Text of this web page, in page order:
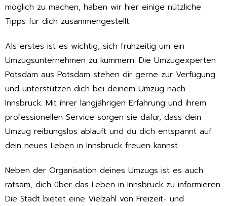
möglich zu machen, haben wir hier einige nützliche
Tipps für dich zusammengestellt.
Als erstes ist es wichtig, sich frühzeitig um ein
Umzugsunternehmen zu kümmern. Die Umzugexperten
Potsdam aus Potsdam stehen dir gerne zur Verfügung
und unterstützen dich bei deinem Umzug nach
Innsbruck. Mit ihrer langjährigen Erfahrung und ihrem
professionellen Service sorgen sie dafür, dass dein
Umzug reibungslos abläuft und du dich entspannt auf
dein neues Leben in Innsbruck freuen kannst.
Neben der Organisation deines Umzugs ist es auch
ratsam, dich über das Leben in Innsbruck zu informieren.
Die Stadt bietet eine Vielzahl von Freizeit- und